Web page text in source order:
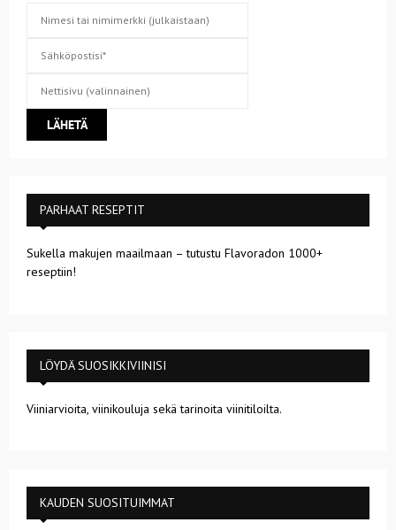
PARHAAT RESEPTIT
Sukella makujen maailmaan – tutustu Flavoradon 1000+
reseptiin!
LÖYDÄ SUOSIKKIVIINISI
Viiniarvioita, viinikouluja sekä tarinoita viinitiloilta.
KAUDEN SUOSITUIMMAT